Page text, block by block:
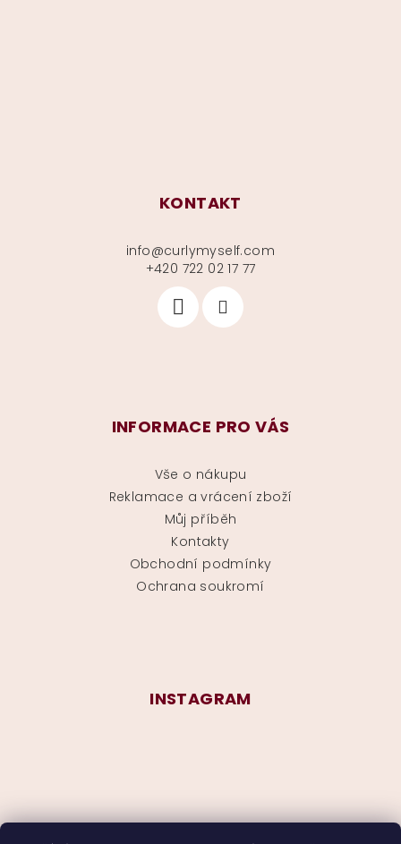
KONTAKT
info@curlymyself.com
+420 722 02 17 77
INFORMACE PRO VÁS
Vše o nákupu
Reklamace a vrácení zboží
Můj příběh
Kontakty
Obchodní podmínky
Ochrana soukromí
INSTAGRAM